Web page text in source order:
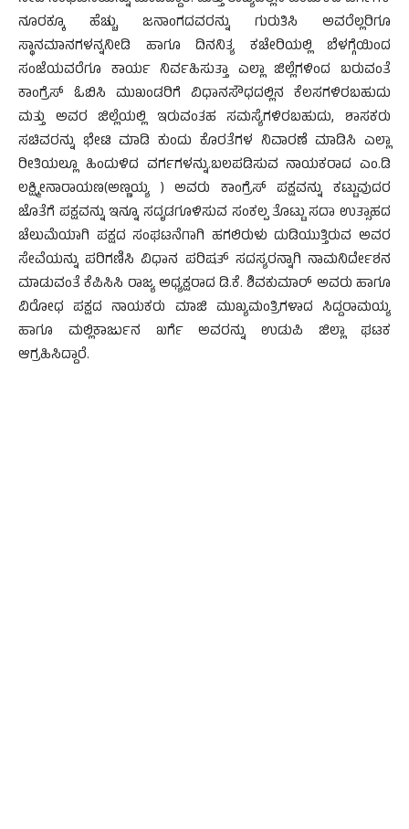
ನೂರಕ್ಕೂ ಹೆಚ್ಚು ಜನಾಂಗದವರನ್ನು ಗುರುತಿಸಿ ಅವರೆಲ್ಲರಿಗೂ
ಸ್ಥಾನಮಾನಗಳನ್ನನೀಡಿ ಹಾಗೂ ದಿನನಿತ್ಯ ಕಚೇರಿಯಲ್ಲಿ ಬೆಳಗ್ಗೆಯಿಂದ
ಸಂಜೆಯವರೆಗೂ ಕಾರ್ಯ ನಿರ್ವಹಿಸುತ್ತಾ ಎಲ್ಲಾ ಜಿಲ್ಲೆಗಳಿಂದ ಬರುವಂತೆ
ಕಾಂಗ್ರೆಸ್ ಓಬಿಸಿ ಮುಖಂಡರಿಗೆ ವಿಧಾನಸೌಧದಲ್ಲಿನ ಕೆಲಸಗಳಿರಬಹುದು
ಮತ್ತು ಅವರ ಜಿಲ್ಲೆಯಲ್ಲಿ ಇರುವಂತಹ ಸಮಸ್ಯೆಗಳಿರಬಹುದು, ಶಾಸಕರು
ಸಚಿವರನ್ನು ಭೇಟಿ ಮಾಡಿ ಕುಂದು ಕೊರತೆಗಳ ನಿವಾರಣೆ ಮಾಡಿಸಿ ಎಲ್ಲಾ
ರೀತಿಯಲ್ಲೂ ಹಿಂದುಳಿದ ವರ್ಗಗಳನ್ನು.ಬಲಪಡಿಸುವ ನಾಯಕರಾದ ಎಂ.ಡಿ
ಲಕ್ಷ್ಮೀನಾರಾಯಣ(ಅಣ್ಣಯ್ಯ ) ಅವರು ಕಾಂಗ್ರೆಸ್ ಪಕ್ಷವನ್ನು ಕಟ್ಟುವುದರ
ಜೊತೆಗೆ ಪಕ್ಷವನ್ನು ಇನ್ನೂ ಸದೃಡಗೂಳಿಸುವ ಸಂಕಲ್ಪ ತೊಟ್ಟು ಸದಾ ಉತ್ಸಾಹದ
ಚೆಲುಮೆಯಾಗಿ ಪಕ್ಷದ ಸಂಘಟನೆಗಾಗಿ ಹಗಲಿರುಳು ದುಡಿಯುತ್ತಿರುವ ಅವರ
ಸೇವೆಯನ್ನು ಪರಿಗಣಿಸಿ ವಿಧಾನ ಪರಿಷತ್ ಸದಸ್ಯರನ್ನಾಗಿ ನಾಮನಿರ್ದೇಶನ
ಮಾಡುವಂತೆ ಕೆಪಿಸಿಸಿ ರಾಜ್ಯ ಅಧ್ಯಕ್ಷರಾದ ಡಿ.ಕೆ. ಶಿವಕುಮಾರ್ ಅವರು ಹಾಗೂ
ವಿರೋಧ ಪಕ್ಷದ ನಾಯಕರು ಮಾಜಿ ಮುಖ್ಯಮಂತ್ರಿಗಳಾದ ಸಿದ್ದರಾಮಯ್ಯ
ಹಾಗೂ ಮಲ್ಲಿಕಾರ್ಜುನ ಖರ್ಗೆ ಅವರನ್ನು ಉಡುಪಿ ಜಿಲ್ಲಾ ಘಟಕ
ಆಗ್ರಹಿಸಿದ್ದಾರೆ.